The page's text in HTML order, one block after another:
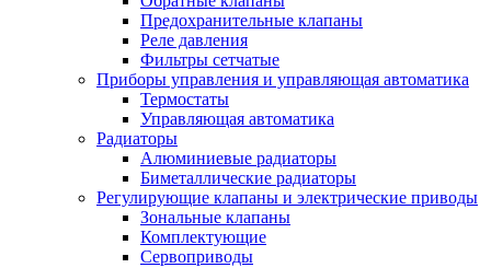
Предохранительные клапаны
Реле давления
Фильтры сетчатые
Приборы управления и управляющая автоматика
Термостаты
Управляющая автоматика
Радиаторы
Алюминиевые радиаторы
Биметаллические радиаторы
Регулирующие клапаны и электрические приводы
Зональные клапаны
Комплектующие
Сервоприводы